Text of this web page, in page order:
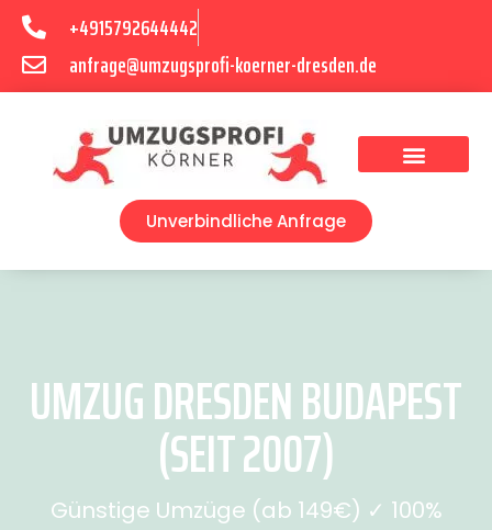
+4915792644442
anfrage@umzugsprofi-koerner-dresden.de
Unverbindliche Anfrage
UMZUG DRESDEN BUDAPEST
(SEIT 2007)
Günstige Umzüge (ab 149€) ✓ 100%